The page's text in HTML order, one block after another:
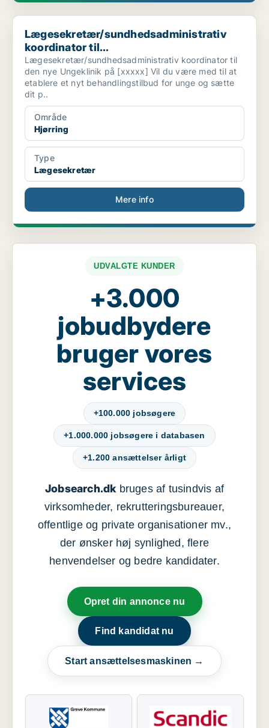
Lægesekretær/sundhedsadministrativ koordinator til...
Lægesekretær/sundhedsadministrativ
koordinator til...
Lægesekretær/sundhedsadministrativ koordinator til
den nye Ungeklinik på [xxxxx] Vil du være med til at
etablere et nyt behandlingstilbud for unge og sætte
dit p..
Område
Hjørring
Type
Lægesekretær
Mere info
UDVALGTE KUNDER
+3.000
jobudbydere
bruger vores
services
+100.000 jobsøgere
+1.000.000 jobsøgere i databasen
+1.200 ansættelser årligt
Jobsearch.dkbruges af tusindvis af
virksomheder, rekrutteringsbureauer,
offentlige og private organisationer mv.,
der ønsker høj synlighed, flere
henvendelser og bedre kandidater.
Opret din annonce nu
Find kandidat nu
Start ansættelsesmaskinen →